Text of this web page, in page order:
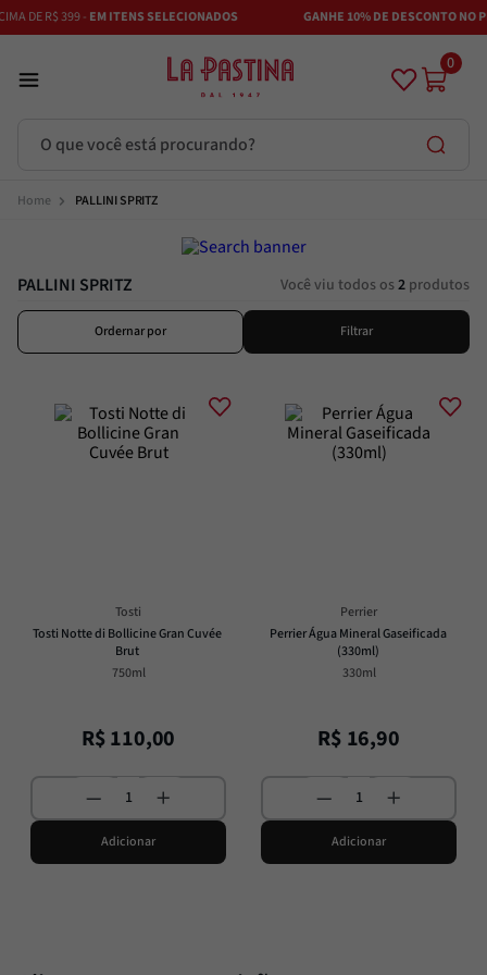
DE R$ 399 -EM ITENS SELECIONADOS GANHE 10% DE DESCONTO NO
0
PALLINI SPRITZ
PALLINI SPRITZ Você viu todos os2 produtos
Ordernar por Filtrar
Tosti
Tosti Notte di Bollicine Gran Cuvée
Brut
750ml
R$110,00
Adicionar
Perrier
Perrier Água Mineral Gaseificada
(330ml)
330ml
R$ 16,90
Adicionar